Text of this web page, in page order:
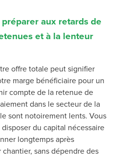
aux retards de
et à la lenteur
offre totale peut signifier
marge bénéficiaire pour un
compte de la retenue de
dans le secteur de la
sont notoirement lents. Vous
du capital nécessaire
longtemps après
sans dépendre des